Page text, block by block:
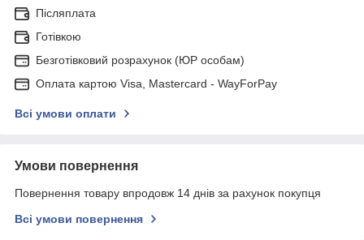
Післяплата
Готівкою
Безготівковий розрахунок (ЮР особам)
Оплата картою Visa, Mastercard - WayForPay
Всі умови оплати
Умови повернення
Повернення товару впродовж 14 днів за рахунок покупця
Всі умови повернення